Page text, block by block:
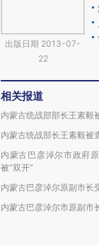
出版日期 2013-07-
22
相关报道
内蒙古统战部部长王素毅
内蒙古统战部长王素毅被
内蒙古巴彦淖尔市政府
被“双开”
内蒙古巴彦淖尔原副市长
内蒙古巴彦淖尔市原副市